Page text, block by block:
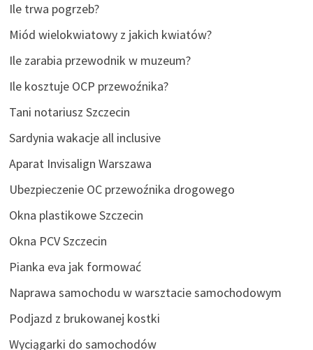
Ile trwa pogrzeb?
Miód wielokwiatowy z jakich kwiatów?
Ile zarabia przewodnik w muzeum?
Ile kosztuje OCP przewoźnika?
Tani notariusz Szczecin
Sardynia wakacje all inclusive
Aparat Invisalign Warszawa
Ubezpieczenie OC przewoźnika drogowego
Okna plastikowe Szczecin
Okna PCV Szczecin
Pianka eva jak formować
Naprawa samochodu w warsztacie samochodowym
Podjazd z brukowanej kostki
Wyciągarki do samochodów